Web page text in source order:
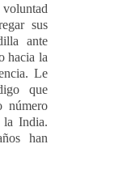
sus
ante
hacia la
Le
que
número
la India.
han